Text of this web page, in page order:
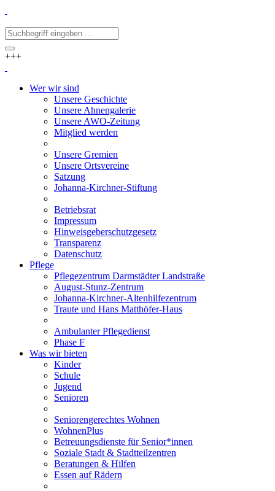
+++
Wer wir sind
Unsere Geschichte
Unsere Ahnengalerie
Unsere AWO-Zeitung
Mitglied werden
Unsere Gremien
Unsere Ortsvereine
Satzung
Johanna-Kirchner-Stiftung
Betriebsrat
Impressum
Hinweisgeberschutzgesetz
Transparenz
Datenschutz
Pflege
Pflegezentrum Darmstädter Landstraße
August-Stunz-Zentrum
Johanna-Kirchner-Altenhilfezentrum
Traute und Hans Matthöfer-Haus
Ambulanter Pflegedienst
Phase F
Was wir bieten
Kinder
Schule
Jugend
Senioren
Seniorengerechtes Wohnen
WohnenPlus
Betreuungsdienste für Senior*innen
Soziale Stadt & Stadtteilzentren
Beratungen & Hilfen
Essen auf Rädern